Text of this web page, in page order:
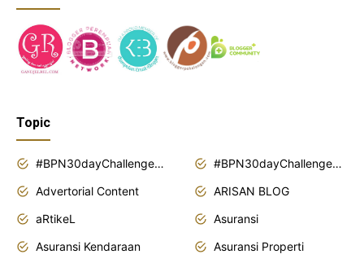
Topic
#BPN30dayChallenge2018
#BPN30dayChallenge2019
Advertorial Content
ARISAN BLOG
aRtikeL
Asuransi
Asuransi Kendaraan
Asuransi Properti